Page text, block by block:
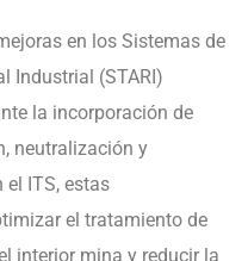
en los Sistemas de
Industrial (STARI)
la incorporación de
neutralización y
el ITS, estas
el tratamiento de
interior mina y reducir la